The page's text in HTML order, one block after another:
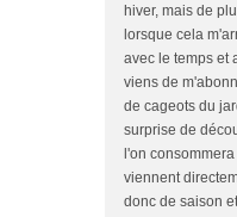
hiver, mais de
lorsque cela
avec le temps et
viens de
de cageots du
surprise de
l'on
viennent
donc de saison